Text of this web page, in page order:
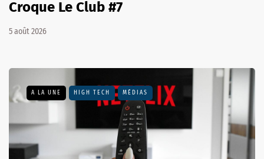
Croque Le Club #7
5 août 2026
A LA UNE HIGH TECH MÉDIAS